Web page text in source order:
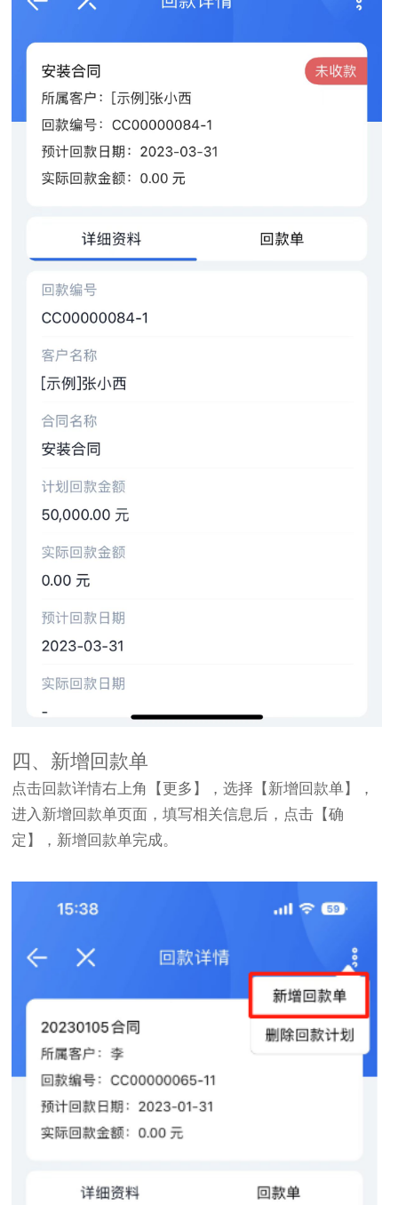
四、新增回款单
点击回款详情右上角【更多】，选择【新增回款单】，
进入新增回款单页面，填写相关信息后，点击【确
定】，新增回款单完成。